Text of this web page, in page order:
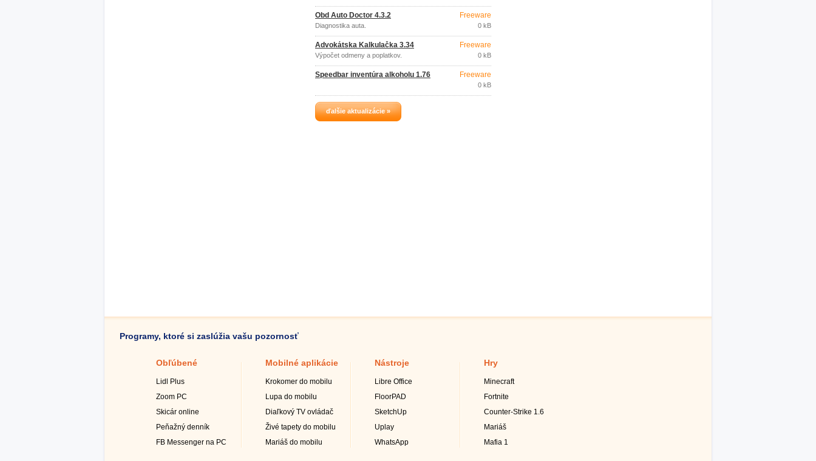
Obd Auto Doctor 4.3.2
Diagnostika auta.
Freeware
0 kB
Advokátska Kalkulačka 3.34
Výpočet odmeny a poplatkov.
Freeware
0 kB
Speedbar inventúra alkoholu 1.76 Freeware
0 kB
ďalšie aktualizácie »
Programy, ktoré si zaslúžia vašu pozornosť
Obľúbené
Lidl Plus
Zoom PC
Skicár online
Peňažný denník
FB Messenger na PC
Mobilné aplikácie
Krokomer do mobilu
Lupa do mobilu
Diaľkový TV ovládač
Živé tapety do mobilu
Mariáš do mobilu
Nástroje
Libre Office
FloorPAD
SketchUp
Uplay
WhatsApp
Hry
Minecraft
Fortnite
Counter-Strike 1.6
Mariáš
Mafia 1